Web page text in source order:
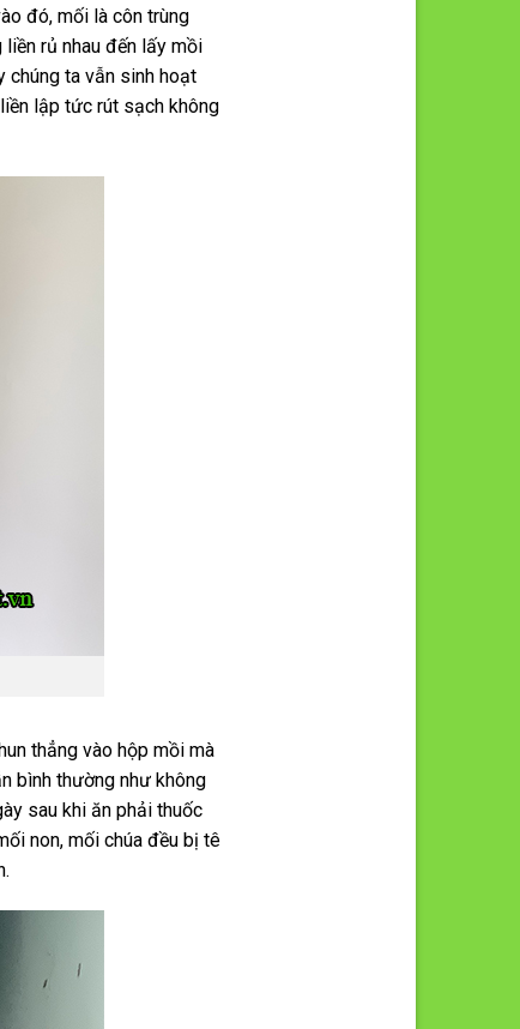
đó, mối là côn trùng
rủ nhau đến lấy mồi
chúng ta vẫn sinh hoạt
lập tức rút sạch không
thẳng vào hộp mồi mà
bình thường như không
sau khi ăn phải thuốc
non, mối chúa đều bị tê